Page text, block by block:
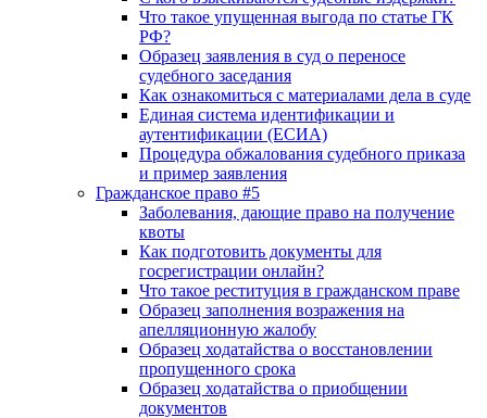
Что такое упущенная выгода по статье ГК
РФ?
Образец заявления в суд о переносе
судебного заседания
Как ознакомиться с материалами дела в суде
Единая система идентификации и
аутентификации (ЕСИА)
Процедура обжалования судебного приказа
и пример заявления
Гражданское право #5
Заболевания, дающие право на получение
квоты
Как подготовить документы для
госрегистрации онлайн?
Что такое реституция в гражданском праве
Образец заполнения возражения на
апелляционную жалобу
Образец ходатайства о восстановлении
пропущенного срока
Образец ходатайства о приобщении
документов